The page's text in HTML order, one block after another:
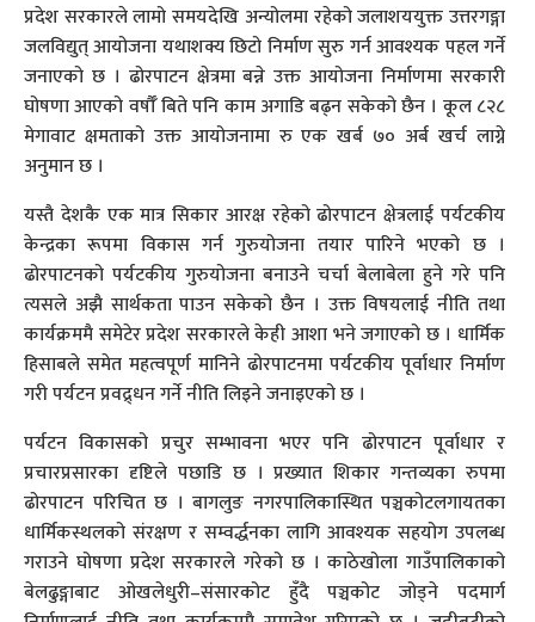
प्रदेश सरकारले लामो समयदेखि अन्योलमा रहेको जलाशययुक्त उत्तरगङ्गा
जलविद्युत् आयोजना यथाशक्य छिटो निर्माण सुरु गर्न आवश्यक पहल गर्ने
जनाएको छ । ढोरपाटन क्षेत्रमा बन्ने उक्त आयोजना निर्माणमा सरकारी
घोषणा आएको वर्षौँ बिते पनि काम अगाडि बढ्न सकेको छैन । कूल ८२८
मेगावाट क्षमताको उक्त आयोजनामा रु एक खर्ब ७० अर्ब खर्च लाग्ने
अनुमान छ ।
यस्तै देशकै एक मात्र सिकार आरक्ष रहेको ढोरपाटन क्षेत्रलाई पर्यटकीय
केन्द्रका रूपमा विकास गर्न गुरुयोजना तयार पारिने भएको छ ।
ढोरपाटनको पर्यटकीय गुरुयोजना बनाउने चर्चा बेलाबेला हुने गरे पनि
त्यसले अझै सार्थकता पाउन सकेको छैन । उक्त विषयलाई नीति तथा
कार्यक्रममै समेटेर प्रदेश सरकारले केही आशा भने जगाएको छ । धार्मिक
हिसाबले समेत महत्वपूर्ण मानिने ढोरपाटनमा पर्यटकीय पूर्वाधार निर्माण
गरी पर्यटन प्रवद्र्धन गर्ने नीति लिइने जनाइएको छ ।
पर्यटन विकासको प्रचुर सम्भावना भएर पनि ढोरपाटन पूर्वाधार र
प्रचारप्रसारका दृष्टिले पछाडि छ । प्रख्यात शिकार गन्तव्यका रुपमा
ढोरपाटन परिचित छ । बागलुङ नगरपालिकास्थित पञ्चकोटलगायतका
धार्मिकस्थलको संरक्षण र सम्वर्द्धनका लागि आवश्यक सहयोग उपलब्ध
गराउने घोषणा प्रदेश सरकारले गरेको छ । काठेखोला गाउँपालिकाको
बेलढुङ्गाबाट ओखलेधुरी–संसारकोट हुँदै पञ्चकोट जोड्ने पदमार्ग